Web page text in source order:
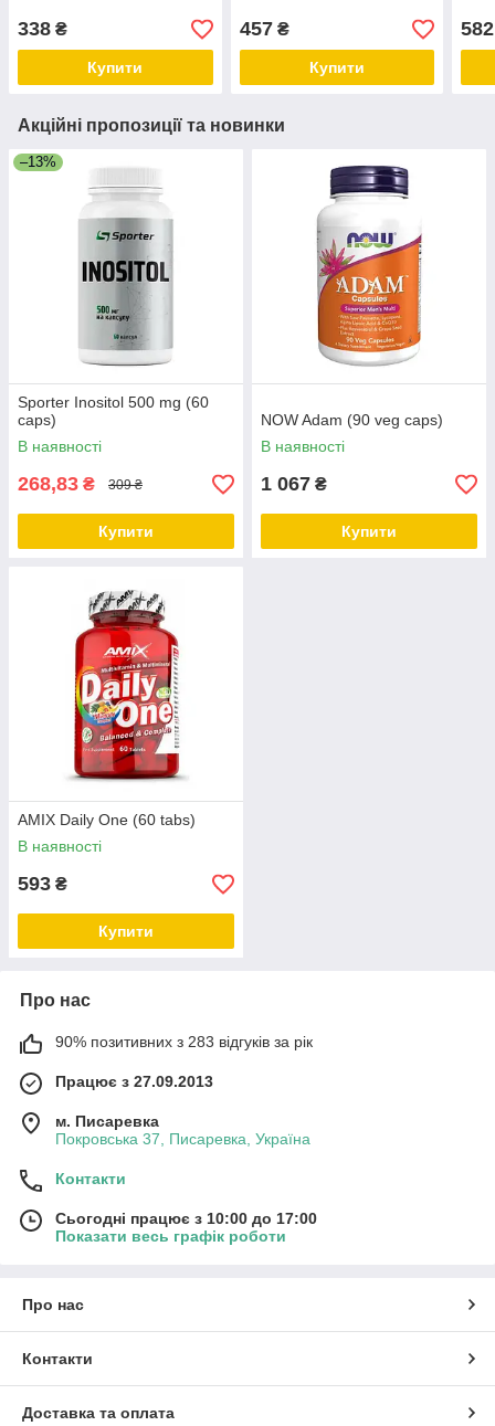
338 ₴
Купити
457₴
Купити
582
Акційні пропозиції та новинки
–13%
Sporter Inositol 500 mg (60
caps)
В наявності
268,83 ₴ 309 ₴
Купити
NOW Adam (90 veg caps)
В наявності
1 067 ₴
Купити
AMIX Daily One (60 tabs)
В наявності
593 ₴
Купити
Про нас
90% позитивних з 283 відгуків за рік
Працює з 27.09.2013
м. Писаревка
Покровська 37, Писаревка, Україна
Контакти
Сьогодні працює з 10:00 до 17:00
Показати весь графік роботи
Про нас
Контакти
Доставка та оплата